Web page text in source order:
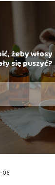
żeby włosy
się puszyć?
06